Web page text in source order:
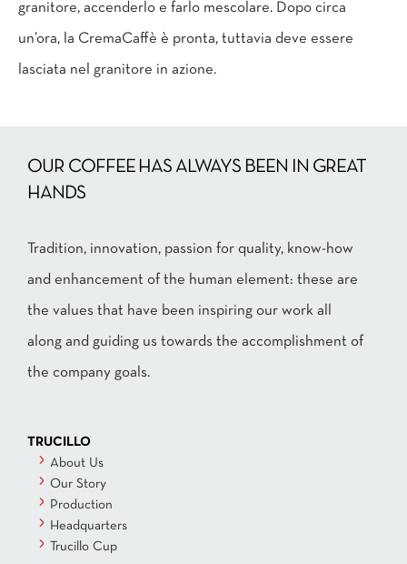
granitore, accenderlo e farlo mescolare. Dopo circa
un’ora, la CremaCaffè è pronta, tuttavia deve essere
lasciata nel granitore in azione.
OUR COFFEE HAS ALWAYS BEEN IN GREAT
HANDS
Tradition, innovation, passion for quality, know-how
and enhancement of the human element: these are
the values that have been inspiring our work all
along and guiding us towards the accomplishment of
the company goals.
TRUCILLO
About Us
Our Story
Production
Headquarters
Trucillo Cup